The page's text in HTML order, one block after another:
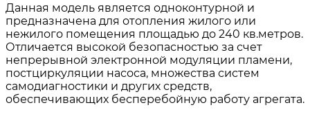
Данная модель является одноконтурной и
предназначена для отопления жилого или
нежилого помещения площадью до 240 кв.метров.
Отличается высокой безопасностью за счет
непрерывной электронной модуляции пламени,
постциркуляции насоса, множества систем
самодиагностики и других средств,
обеспечивающих бесперебойную работу агрегата.